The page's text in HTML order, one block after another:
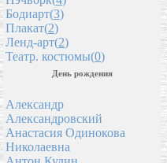
Бодиарт(3)
Плакат(2)
Ленд-арт(2)
Театр. костюмы(0)
День рождения
Александр
Александровский
Анастасия Одинокова
Николаевна